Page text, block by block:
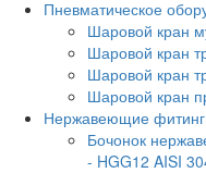
Пневматическое
Шаровой кран
Шаровой кран
Шаровой кран
Шаровой кран
Нержавеющие
Бочонок
- HGG12 AISI